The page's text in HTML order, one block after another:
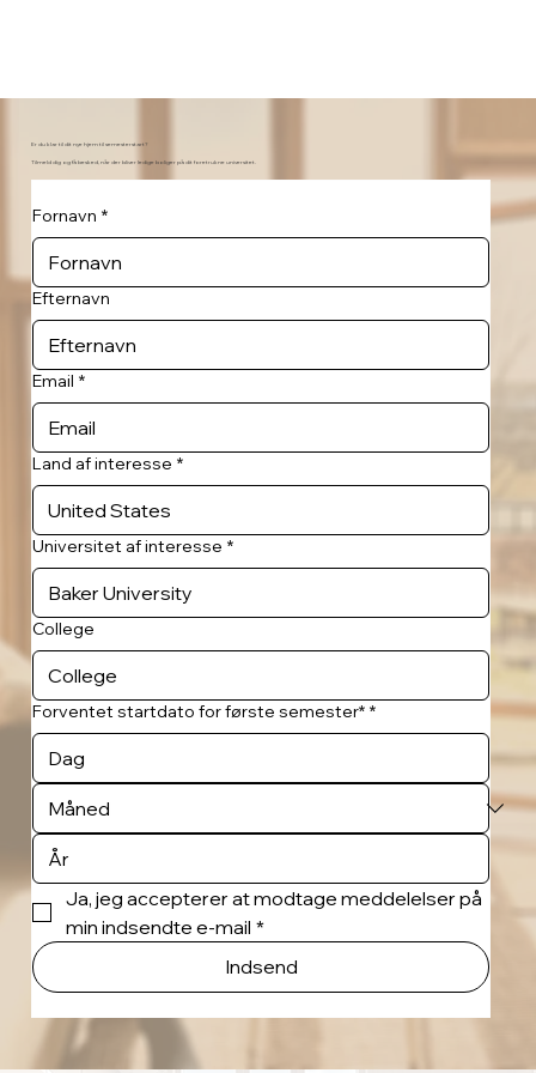
Er du klar til dit nye hjem til semesterstart?
Tilmeld dig og få besked, når der bliver ledige boliger på dit foretrukne universitet.
Fornavn *
Efternavn
Email *
Land af interesse *
Universitet af interesse *
College
Forventet startdato for første semester* *
Ja, jeg accepterer at modtage meddelelser på
min indsendte e-mail *
Indsend